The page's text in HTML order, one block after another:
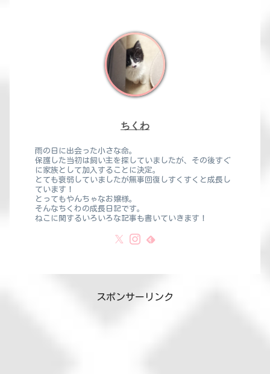
ちくわ
雨の日に出会った小さな命。
保護した当初は飼い主を探していましたが、その後すぐ
に家族として加入することに決定。
とても衰弱していましたが無事回復しすくすくと成長し
ています！
とってもやんちゃなお嬢様。
そんなちくわの成長日記です。
ねこに関するいろいろな記事も書いていきます！
スポンサーリンク